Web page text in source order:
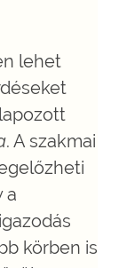
lehet
. A szakmai
a
körben is